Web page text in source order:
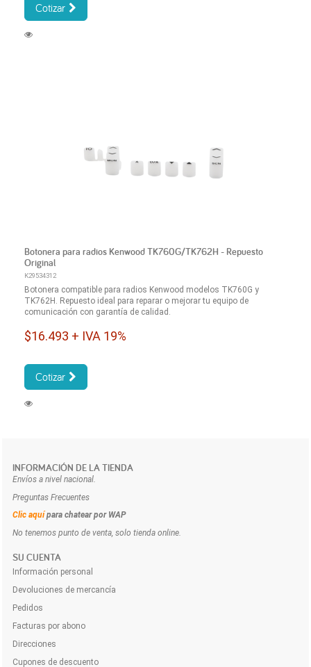
Cotizar
Botonera para radios Kenwood TK760G/TK762H - Repuesto
Original
K29534312
Botonera compatible para radios Kenwood modelos TK760G y
TK762H. Repuesto ideal para reparar o mejorar tu equipo de
comunicación con garantía de calidad.
$16.493 + IVA 19%
Cotizar
INFORMACIÓN DE LA TIENDA
Envíos a nivel nacional.
Preguntas Frecuentes
Clic aquí para chatear por WAP
No tenemos punto de venta, solo tienda online.
SU CUENTA
Información personal
Devoluciones de mercancía
Pedidos
Facturas por abono
Direcciones
Cupones de descuento